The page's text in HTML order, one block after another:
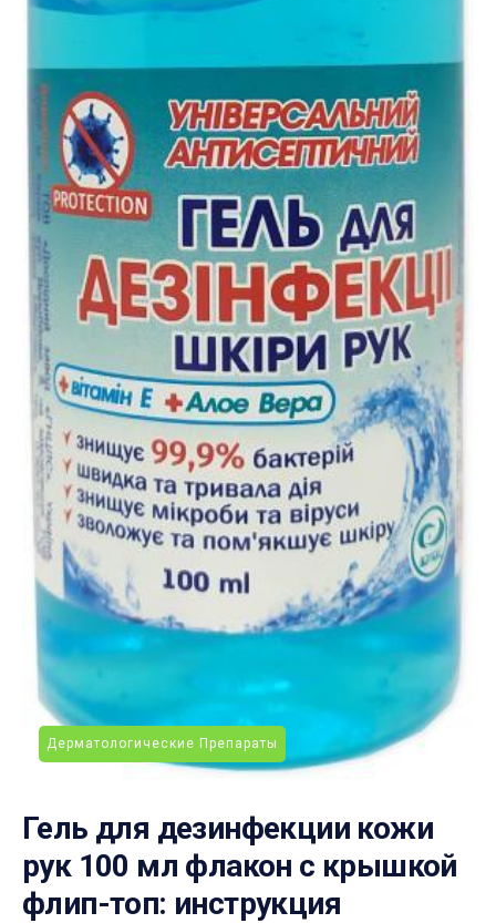
Дерматологические Препараты
Гель для дезинфекции кожи
рук 100 мл флакон с крышкой
флип-топ: инструкция